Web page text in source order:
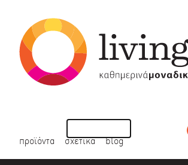
προϊόντα σχετικά blog